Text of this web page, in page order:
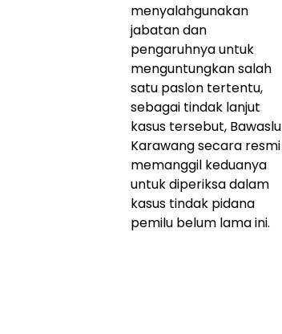
menyalahgunakan
jabatan dan
pengaruhnya untuk
menguntungkan salah
satu paslon tertentu,
sebagai tindak lanjut
kasus tersebut, Bawaslu
Karawang secara resmi
memanggil keduanya
untuk diperiksa dalam
kasus tindak pidana
pemilu belum lama ini.